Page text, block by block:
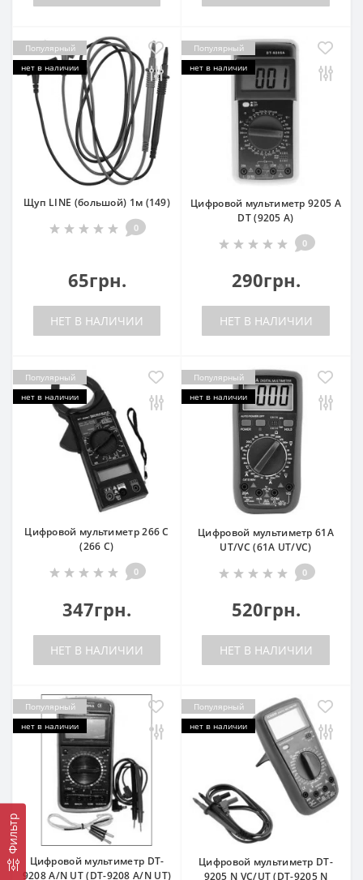
Фильтр
Популярный
нет в наличии
Щуп LINE (большой) 1м (149)
0
65грн.
НЕТ В НАЛИЧИИ
Популярный
нет в наличии
Цифровой мультиметр 9205 A
DT (9205 A)
0
290грн.
НЕТ В НАЛИЧИИ
Популярный
нет в наличии
Цифровой мультиметр 266 С
(266 С)
0
347грн.
НЕТ В НАЛИЧИИ
Популярный
нет в наличии
Цифровой мультиметр 61A
UT/VC (61A UT/VC)
0
520грн.
НЕТ В НАЛИЧИИ
Популярный
нет в наличии
Цифровой мультиметр DT-
9208 A/N UT (DT-9208 A/N UT)
Популярный
нет в наличии
Цифровой мультиметр DT-
9205 N VC/UT (DT-9205 N